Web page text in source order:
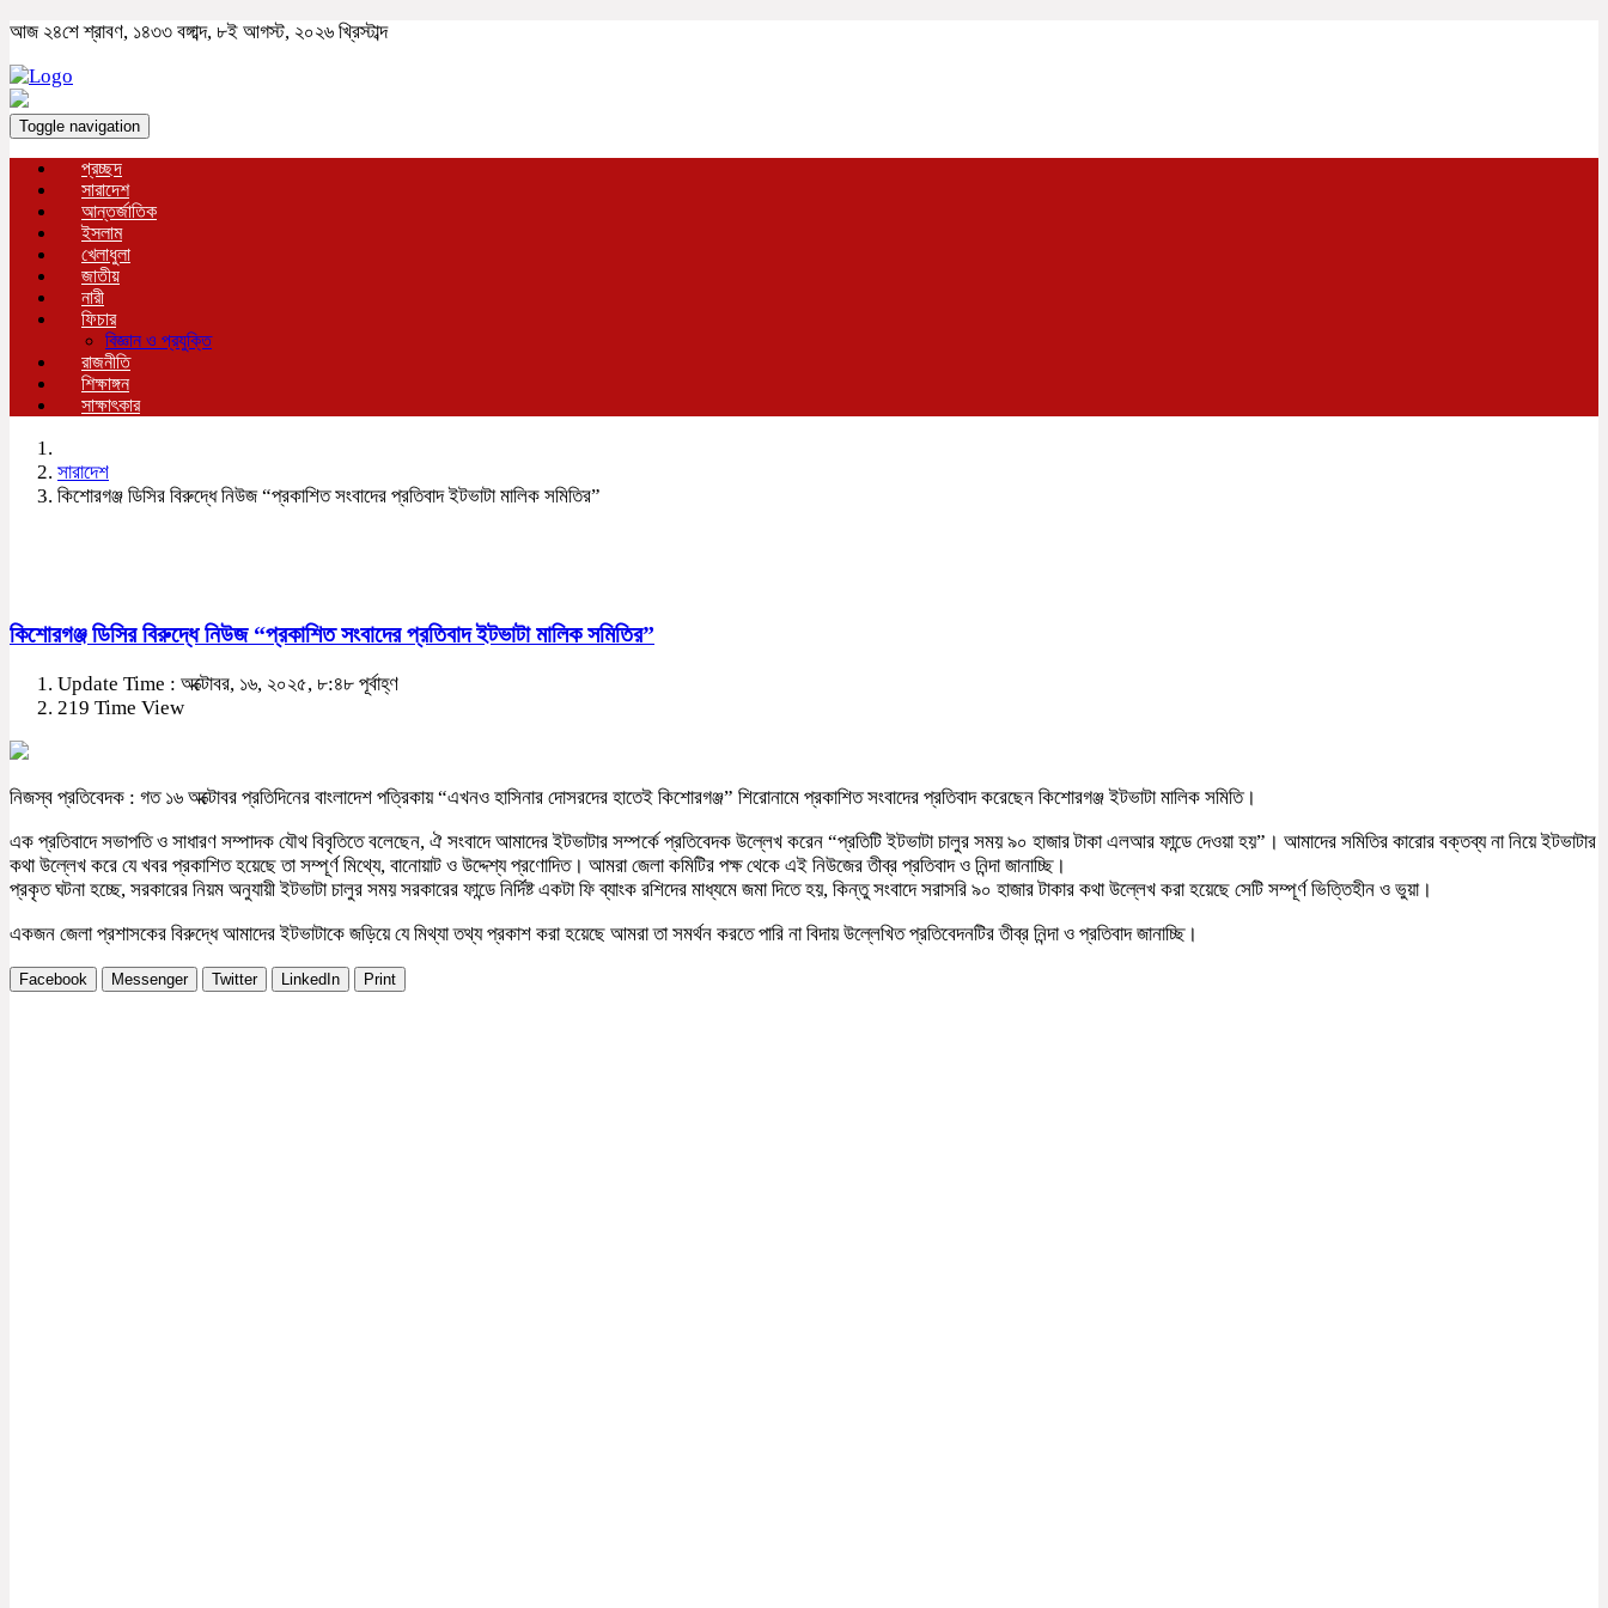
আজ ২৪শে শ্রাবণ, ১৪৩৩ বঙ্গাব্দ, ৮ই আগস্ট, ২০২৬ খ্রিস্টাব্দ
Toggle navigation
প্রচ্ছদ
সারাদেশ
আন্তর্জাতিক
ইসলাম
খেলাধুলা
জাতীয়
নারী
ফিচার
বিজ্ঞান ও প্রযুক্তি
রাজনীতি
শিক্ষাঙ্গন
সাক্ষাৎকার
সারাদেশ
কিশোরগঞ্জ ডিসির বিরুদ্ধে নিউজ “প্রকাশিত সংবাদের প্রতিবাদ ইটভাটা মালিক সমিতির”
কিশোরগঞ্জ ডিসির বিরুদ্ধে নিউজ “প্রকাশিত সংবাদের প্রতিবাদ ইটভাটা মালিক সমিতির”
Update Time : অক্টোবর, ১৬, ২০২৫, ৮:৪৮ পূর্বাহ্ণ
219 Time View
নিজস্ব প্রতিবেদক : গত ১৬ অক্টোবর প্রতিদিনের বাংলাদেশ পত্রিকায় “এখনও হাসিনার দোসরদের হাতেই কিশোরগঞ্জ” শিরোনামে প্রকাশিত সংবাদের প্রতিবাদ করেছেন কিশোরগঞ্জ ইটভাটা মালিক সমিতি।
এক প্রতিবাদে সভাপতি ও সাধারণ সম্পাদক যৌথ বিবৃতিতে বলেছেন, ঐ সংবাদে আমাদের ইটভাটার সম্পর্কে প্রতিবেদক উল্লেখ করেন “প্রতিটি ইটভাটা চালুর সময় ৯০ হাজার টাকা এলআর ফান্ডে দেওয়া হয়”। আমাদের সমিতির কারোর বক্তব্য না নিয়ে ইটভাটার
কথা উল্লেখ করে যে খবর প্রকাশিত হয়েছে তা সম্পূর্ণ মিথ্যে, বানোয়াট ও উদ্দেশ্য প্রণোদিত। আমরা জেলা কমিটির পক্ষ থেকে এই নিউজের তীব্র প্রতিবাদ ও নিন্দা জানাচ্ছি।
প্রকৃত ঘটনা হচ্ছে, সরকারের নিয়ম অনুযায়ী ইটভাটা চালুর সময় সরকারের ফান্ডে নির্দিষ্ট একটা ফি ব্যাংক রশিদের মাধ্যমে জমা দিতে হয়, কিন্তু সংবাদে সরাসরি ৯০ হাজার টাকার কথা উল্লেখ করা হয়েছে সেটি সম্পূর্ণ ভিত্তিহীন ও ভুয়া।
একজন জেলা প্রশাসকের বিরুদ্ধে আমাদের ইটভাটাকে জড়িয়ে যে মিথ্যা তথ্য প্রকাশ করা হয়েছে আমরা তা সমর্থন করতে পারি না বিদায় উল্লেখিত প্রতিবেদনটির তীব্র নিন্দা ও প্রতিবাদ জানাচ্ছি।
Facebook Messenger Twitter LinkedIn Print